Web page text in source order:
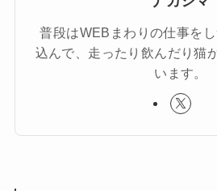
普段はWEBまわりの仕事を
込んで、走ったり飲んだり猫
います。